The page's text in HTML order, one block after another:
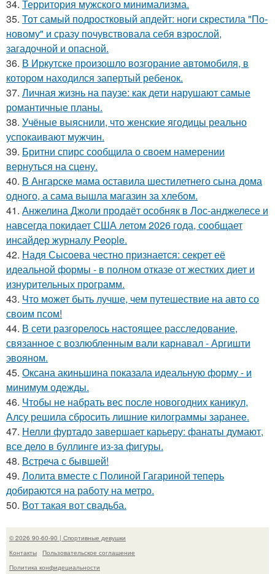
34. Территория мужского минимализма.
35. Тот самый подростковый апдейт: ноги скрестила "По-
новому" и сразу почувствовала себя взрослой,
загадочной и опасной.
36. В Иркутске произошло возгорание автомобиля, в
котором находился запертый ребенок.
37. Личная жизнь на паузе: как дети нарушают самые
романтичные планы.
38. Учёные выяснили, что женские ягодицы реально
успокаивают мужчин.
39. Бритни спирс сообщила о своем намерении
вернуться на сцену.
40. В Ангарске мама оставила шестилетнего сына дома
одного, а сама вышла магазин за хлебом.
41. Анжелина Джоли продаёт особняк в Лос-анджелесе и
навсегда покидает США летом 2026 года, сообщает
инсайдер журналу People.
42. Надя Сысоева честно признается: секрет её
идеальной формы - в полном отказе от жестких диет и
изнурительных программ.
43. Что может быть лучше, чем путешествие на авто со
своим псом!
44. В сети разгорелось настоящее расследование,
связанное с возлюбленным вали карнавал - Аргишти
эвояном.
45. Оксана акиньшина показала идеальную форму - и
минимум одежды.
46. Чтобы не набрать вес после новогодних каникул,
Алсу решила сбросить лишние килограммы заранее.
47. Нелли фуртадо завершает карьеру: фанаты думают,
все дело в буллинге из-за фигуры.
48. Встреча с бывшей!
49. Лолита вместе с Полиной Гагариной теперь
добираются на работу на метро.
50. Вот такая вот свадьба.
© 2026 90-60-90 | Спортивные девушки
Контакты
Пользовательское соглашение
Политика конфидециальности